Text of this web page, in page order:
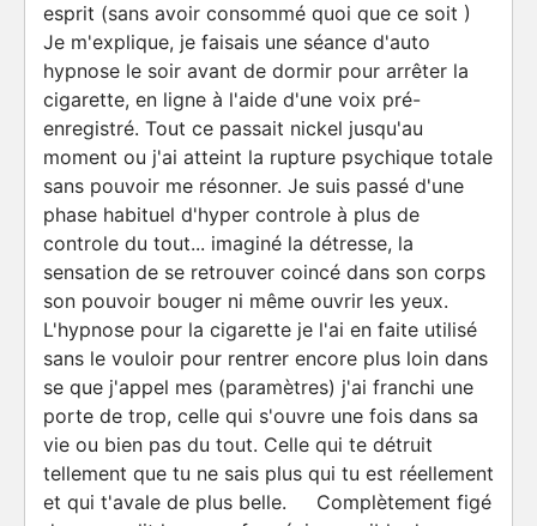
esprit (sans avoir consommé quoi que ce soit )
Je m'explique, je faisais une séance d'auto
hypnose le soir avant de dormir pour arrêter la
cigarette, en ligne à l'aide d'une voix pré-
enregistré. Tout ce passait nickel jusqu'au
moment ou j'ai atteint la rupture psychique totale
sans pouvoir me résonner. Je suis passé d'une
phase habituel d'hyper controle à plus de
controle du tout... imaginé la détresse, la
sensation de se retrouver coincé dans son corps
son pouvoir bouger ni même ouvrir les yeux.
L'hypnose pour la cigarette je l'ai en faite utilisé
sans le vouloir pour rentrer encore plus loin dans
se que j'appel mes (paramètres) j'ai franchi une
porte de trop, celle qui s'ouvre une fois dans sa
vie ou bien pas du tout. Celle qui te détruit
tellement que tu ne sais plus qui tu est réellement
et qui t'avale de plus belle. Complètement figé